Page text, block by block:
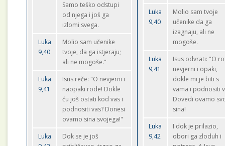
Samo teško odstupi
od njega i još ga
izlomi svega.
Luka
9,40
Molio sam učenike
tvoje, da ga istjeraju;
ali ne mogoše."
Luka
9,41
Isus reče: "O nevjerni i
naopaki rode! Dokle
ću još ostati kod vas i
podnositi vas? Donesi
ovamo sina svojega!"
Luka
Dok se je još
Luka
9,40
Molio sam tvoje
učenike da ga
izagnaju, ali ne
mogoše.
Luka
9,41
Isus odvrati: "O
nevjerni i opaki,
dokle mi je biti s
vama i podnositi
Dovedi ovamo
sina!
Luka
9,42
I dok je prilazio,
obori ga zloduh i